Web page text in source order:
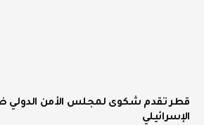
قطر تقدم شكوى لمجلس الأمن الدولي
الإسرائيلي